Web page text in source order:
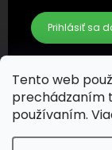
Tento web
prechádzaním
používaním.
Prihlásiť sa